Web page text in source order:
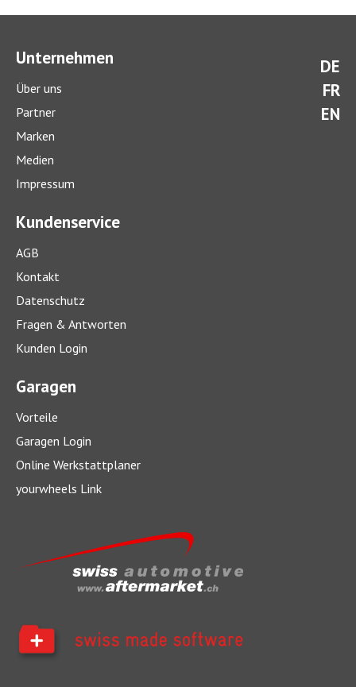
DE
FR
EN
Unternehmen
Über uns
Partner
Marken
Medien
Impressum
Kundenservice
AGB
Kontakt
Datenschutz
Fragen & Antworten
Kunden Login
Garagen
Vorteile
Garagen Login
Online Werkstattplaner
yourwheels Link